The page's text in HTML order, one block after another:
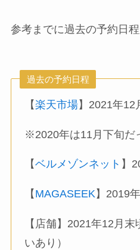
参考までに過去の予約日
過去の予約日程
【楽天市場】2021年12
※2020年は11月下旬だ
【ベルメゾンネット 】
【 MAGASEEK】2019
【店舗】2021年12月
いあり）